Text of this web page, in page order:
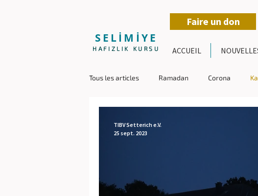
Faire un don
SELİMİYE
HAFIZLIK KURSU ACCUEIL
Tous les articles Ramadan Corona
TIBV Setterich e.V.
25 sept. 2023